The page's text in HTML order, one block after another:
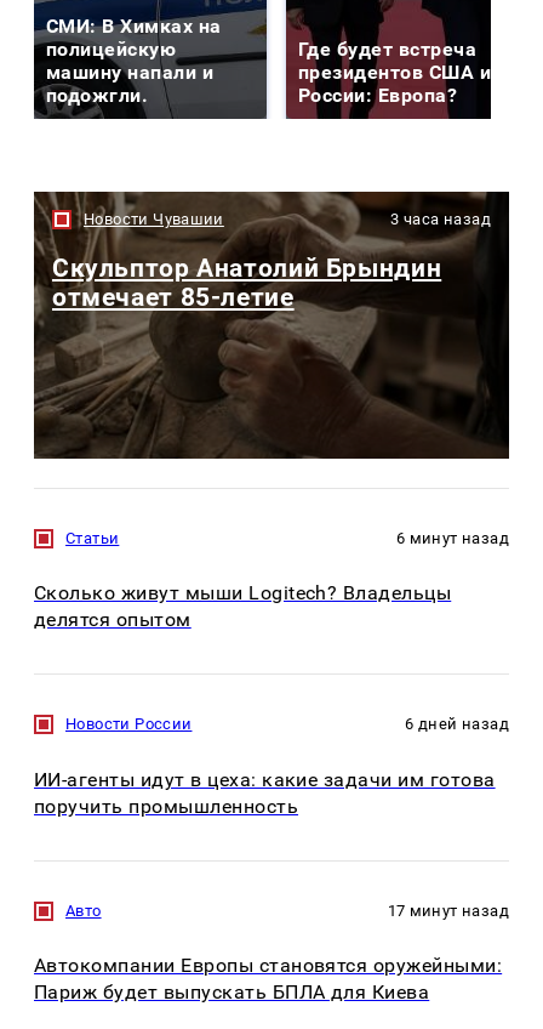
СМИ: В Химках на
полицейскую
машину напали и
подожгли.
Где будет встреча
президентов США и
России: Европа?
Новости Чувашии 3 часа назад
Скульптор Анатолий Брындин
отмечает 85-летие
Статьи 6 минут назад
Сколько живут мыши Logitech? Владельцы
делятся опытом
Новости России 6 дней назад
ИИ-агенты идут в цеха: какие задачи им готова
поручить промышленность
Авто 17 минут назад
Автокомпании Европы становятся оружейными:
Париж будет выпускать БПЛА для Киева